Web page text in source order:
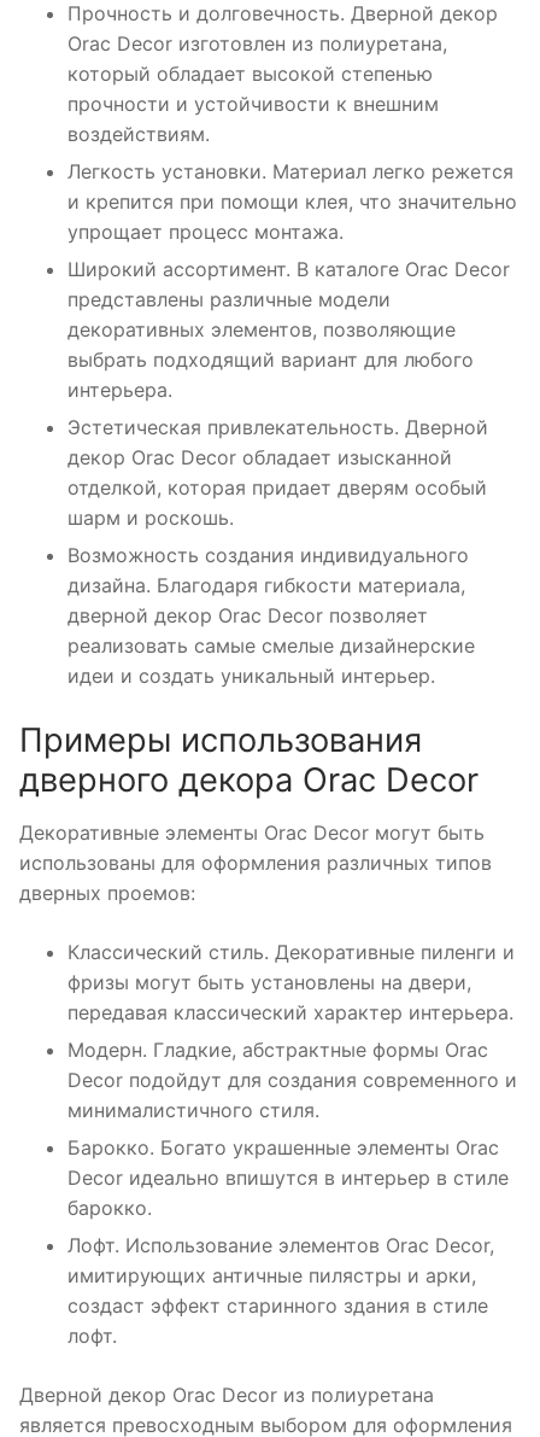
Прочность и долговечность. Дверной декор
Orac Decor изготовлен из полиуретана,
который обладает высокой степенью
прочности и устойчивости к внешним
воздействиям.
Легкость установки. Материал легко режется
и крепится при помощи клея, что значительно
упрощает процесс монтажа.
Широкий ассортимент. В каталоге Orac Decor
представлены различные модели
декоративных элементов, позволяющие
выбрать подходящий вариант для любого
интерьера.
Эстетическая привлекательность. Дверной
декор Orac Decor обладает изысканной
отделкой, которая придает дверям особый
шарм и роскошь.
Возможность создания индивидуального
дизайна. Благодаря гибкости материала,
дверной декор Orac Decor позволяет
реализовать самые смелые дизайнерские
идеи и создать уникальный интерьер.
Примеры использования
дверного декора Orac Decor
Декоративные элементы Orac Decor могут быть
использованы для оформления различных типов
дверных проемов:
Классический стиль. Декоративные пиленги и
фризы могут быть установлены на двери,
передавая классический характер интерьера.
Модерн. Гладкие, абстрактные формы Orac
Decor подойдут для создания современного и
минималистичного стиля.
Барокко. Богато украшенные элементы Orac
Decor идеально впишутся в интерьер в стиле
барокко.
Лофт. Использование элементов Orac Decor,
имитирующих античные пилястры и арки,
создаст эффект старинного здания в стиле
лофт.
Дверной декор Orac Decor из полиуретана
является превосходным выбором для оформления